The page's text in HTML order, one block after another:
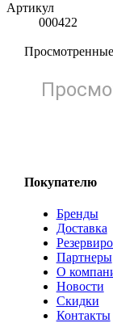
Артикул
000422
Покупателю
Бренды
Доставка
Партнеры
О
Новости
Скидки
Контакты